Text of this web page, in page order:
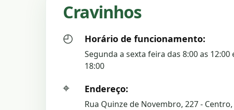
Cravinhos
◴ Horário de funcionamento:
Segunda a sexta feira das 8:00 as 12:00
18:00
⌖ Endereço:
Rua Quinze de Novembro, 227 - Centro,